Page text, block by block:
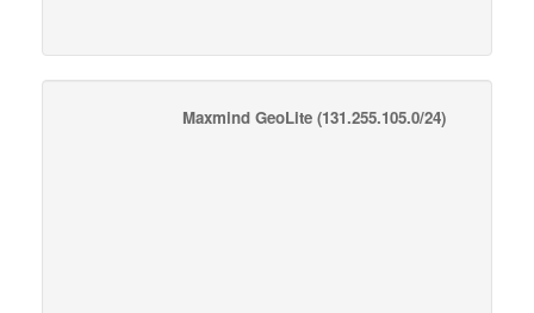
Maxmind GeoLite (131.255.105.0/24)